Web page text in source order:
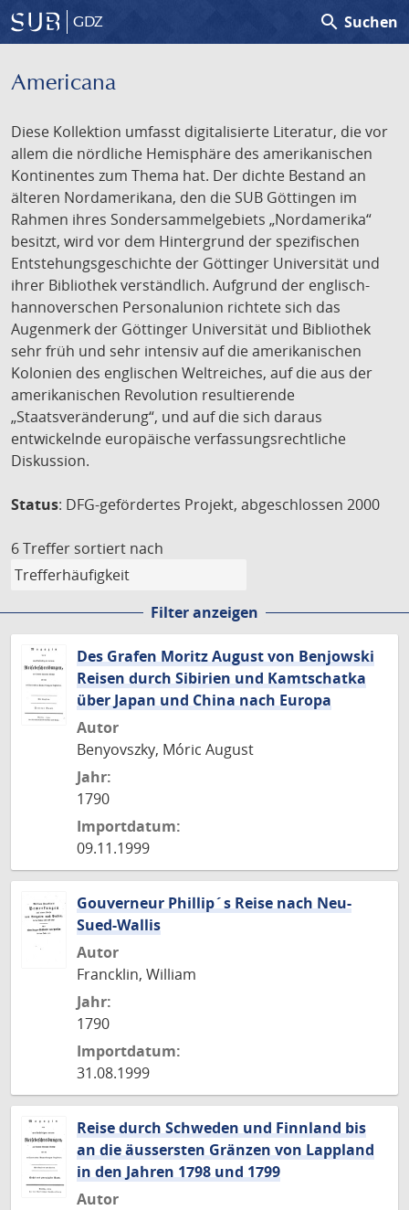
GDZ search Suchen
Americana
Diese Kollektion umfasst digitalisierte Literatur, die vor
allem die nördliche Hemisphäre des amerikanischen
Kontinentes zum Thema hat. Der dichte Bestand an
älteren Nordamerikana, den die SUB Göttingen im
Rahmen ihres Sondersammelgebiets „Nordamerika“
besitzt, wird vor dem Hintergrund der spezifischen
Entstehungsgeschichte der Göttinger Universität und
ihrer Bibliothek verständlich. Aufgrund der englisch-
hannoverschen Personalunion richtete sich das
Augenmerk der Göttinger Universität und Bibliothek
sehr früh und sehr intensiv auf die amerikanischen
Kolonien des englischen Weltreiches, auf die aus der
amerikanischen Revolution resultierende
„Staatsveränderung“, und auf die sich daraus
entwickelnde europäische verfassungsrechtliche
Diskussion.
Status: DFG-gefördertes Projekt, abgeschlossen 2000
6 Treffer sortiert nach
Filter anzeigen
Des Grafen Moritz August von Benjowski
Reisen durch Sibirien und Kamtschatka
über Japan und China nach Europa
Autor
Benyovszky, Móric August
Jahr:
1790
Importdatum:
09.11.1999
Gouverneur Phillip´s Reise nach Neu-
Sued-Wallis
Autor
Francklin, William
Jahr:
1790
Importdatum:
31.08.1999
Reise durch Schweden und Finnland bis
an die äussersten Gränzen von Lappland
in den Jahren 1798 und 1799
Autor